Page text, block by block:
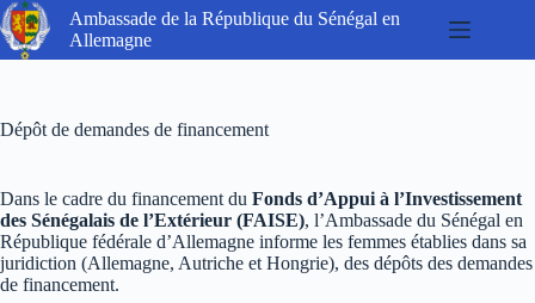
Passer
au
contenu
Ambassade de la République du Sénégal en
Allemagne
Dépôt de demandes de financement
Dans le cadre du financement du Fonds d’Appui à l’Investissement
des Sénégalais de l’Extérieur (FAISE), l’Ambassade du Sénégal en
République fédérale d’Allemagne informe les femmes établies dans sa
juridiction (Allemagne, Autriche et Hongrie), des dépôts des demandes
de financement.